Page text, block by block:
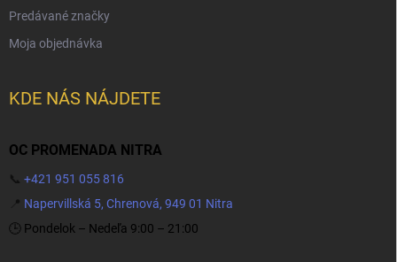
Predávané značky
Moja objednávka
KDE NÁS NÁJDETE
OC PROMENADA NITRA
📞 +421 951 055 816
📍 Napervillská 5, Chrenová, 949 01 Nitra
🕒 Pondelok – Nedeľa 9:00 – 21:00